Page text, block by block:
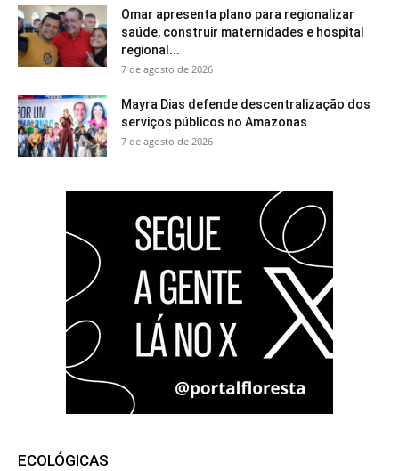
Omar apresenta plano para regionalizar
saúde, construir maternidades e hospital
regional...
7 de agosto de 2026
Mayra Dias defende descentralização dos
serviços públicos no Amazonas
7 de agosto de 2026
ECOLÓGICAS